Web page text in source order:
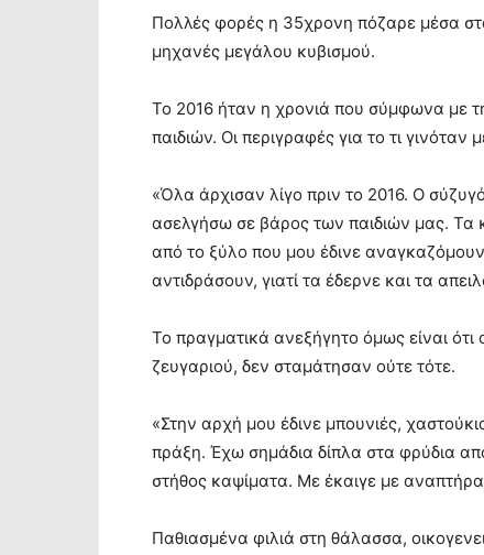
Πολλές φορές η 35χρονη πόζαρε μέσα
μηχανές μεγάλου κυβισμού.
Το 2016 ήταν η χρονιά που σύμφωνα με
παιδιών. Οι περιγραφές για το τι
«Όλα άρχισαν λίγο πριν το 2016. Ο
ασελγήσω σε βάρος των παιδιών μας. Τα
από το ξύλο που μου έδινε
αντιδράσουν, γιατί τα έδερνε και τα
Το πραγματικά ανεξήγητο όμως είναι ότι
ζευγαριού, δεν σταμάτησαν ούτε τότε.
«Στην αρχή μου έδινε μπουνιές,
πράξη. Έχω σημάδια δίπλα στα φρύδια
στήθος καψίματα. Με έκαιγε με
Παθιασμένα φιλιά στη θάλασσα,